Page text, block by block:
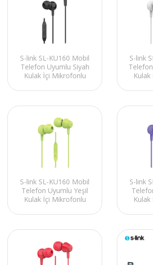
S-link SL-KU160 Mobil
Telefon Uyumlu Siyah
Kulak İçi Mikrofonlu
S-link
S-link SL-KU160 Mobil
Telefon Uyumlu Yeşil
Kulak İçi Mikrofonlu
S-link